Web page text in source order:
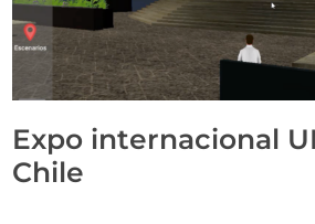
Expo internacional
Chile